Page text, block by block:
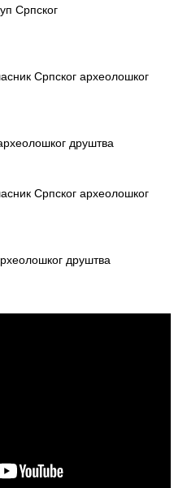
Српског
Српског археолошког
друштва
Српског археолошког
друштва